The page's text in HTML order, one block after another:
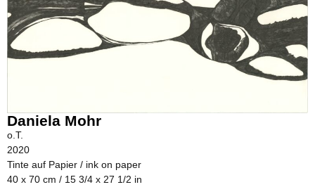
Daniela Mohr
o.T.
2020
Tinte auf Papier / ink on paper
40 x 70 cm / 15 3/4 x 27 1/2 in